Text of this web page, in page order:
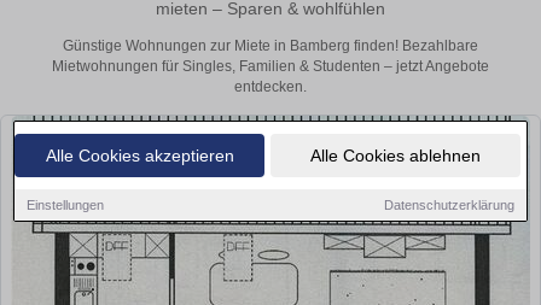
Alle Cookies akzeptieren Alle Cookies ablehnen
Einstellungen Datenschutzerklärung
mieten – Sparen & wohlfühlen
Günstige Wohnungen zur Miete in Bamberg finden! Bezahlbare
Mietwohnungen für Singles, Familien & Studenten – jetzt Angebote
entdecken.